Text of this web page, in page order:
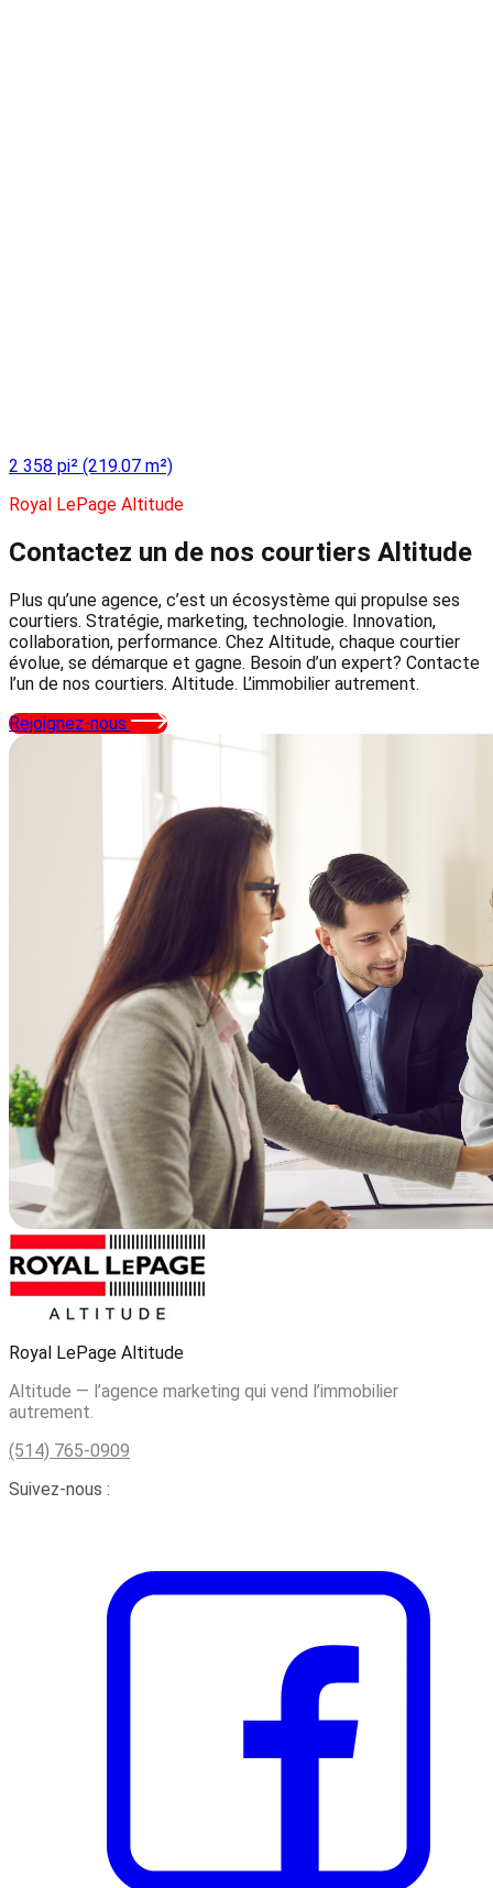
2 358 pi² (219.07 m²)
Royal LePage Altitude
Contactez un de nos courtiers Altitude
Plus qu’une agence, c’est un écosystème qui propulse ses
courtiers. Stratégie, marketing, technologie. Innovation,
collaboration, performance. Chez Altitude, chaque courtier
évolue, se démarque et gagne. Besoin d’un expert? Contacte
l’un de nos courtiers. Altitude. L’immobilier autrement.
Rejoignez-nous
Royal LePage Altitude
Altitude — l’agence marketing qui vend l’immobilier
autrement.
(514) 765-0909
Suivez-nous :